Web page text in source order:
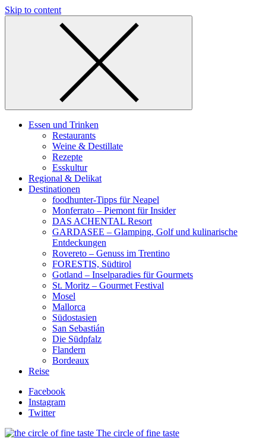
Skip to content
Essen und Trinken
Restaurants
Weine & Destillate
Rezepte
Esskultur
Regional & Delikat
Destinationen
foodhunter-Tipps für Neapel
Monferrato – Piemont für Insider
DAS ACHENTAL Resort
GARDASEE – Glamping, Golf und kulinarische
Entdeckungen
Rovereto – Genuss im Trentino
FORESTIS, Südtirol
Gotland – Inselparadies für Gourmets
St. Moritz – Gourmet Festival
Mosel
Mallorca
Südostasien
San Sebastián
Die Südpfalz
Flandern
Bordeaux
Reise
Facebook
Instagram
Twitter
The circle of fine taste